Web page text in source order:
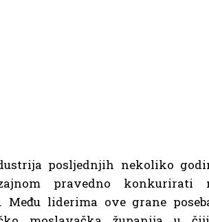
posljednjih nekoliko
pravedno konkurirati
Među liderima ove grane